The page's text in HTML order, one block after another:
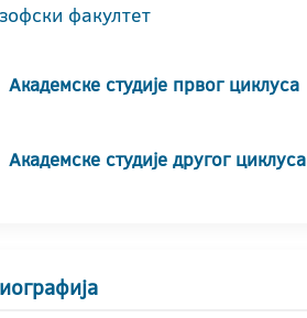
факултет
Академске студије првог циклуса
Академске студије другог циклуса